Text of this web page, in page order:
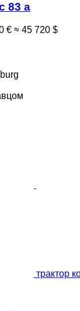
83 a
€ ≈ 45 720 $
трактор